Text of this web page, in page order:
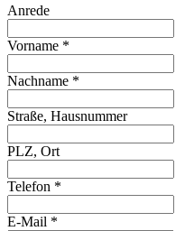
Anrede
Vorname *
Nachname *
Straße, Hausnummer
PLZ, Ort
Telefon *
E-Mail *